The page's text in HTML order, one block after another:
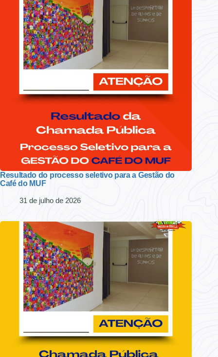
Resultado do processo seletivo para a Gestão do
Café do MUF
31 de julho de 2026